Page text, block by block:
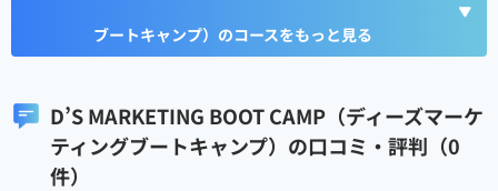
ブートキャンプ）のコースをもっと見る
D’S MARKETING BOOT CAMP（ディーズマーケ
ティングブートキャンプ）の口コミ・評判（0
件）